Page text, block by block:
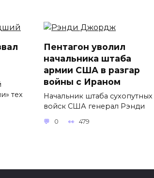
тех
Пентагон уволил
начальника штаба
армии США в разгар
войны с Ираном
Начальник штаба сухопутных
войск США генерал Рэнди
0 479